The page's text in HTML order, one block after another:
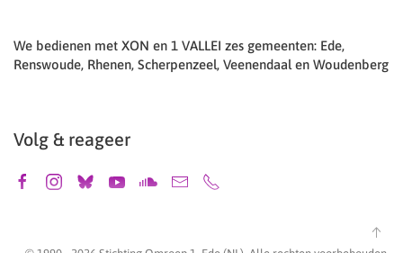
We bedienen met XON en 1 VALLEI zes gemeenten: Ede,
Renswoude, Rhenen, Scherpenzeel, Veenendaal en Woudenberg
Volg & reageer